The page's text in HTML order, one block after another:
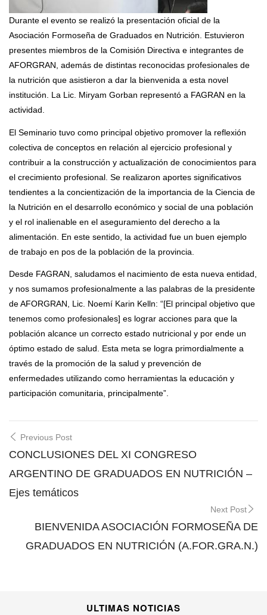
Durante el evento se realizó la presentación oficial de la
Asociación Formoseña de Graduados en Nutrición. Estuvieron
presentes miembros de la Comisión Directiva e integrantes de
AFORGRAN, además de distintas reconocidas profesionales de
la nutrición que asistieron a dar la bienvenida a esta novel
institución. La Lic. Miryam Gorban representó a FAGRAN en la
actividad.
El Seminario tuvo como principal objetivo promover la reflexión
colectiva de conceptos en relación al ejercicio profesional y
contribuir a la construcción y actualización de conocimientos para
el crecimiento profesional. Se realizaron aportes significativos
tendientes a la concientización de la importancia de la Ciencia de
la Nutrición en el desarrollo económico y social de una población
y el rol inalienable en el aseguramiento del derecho a la
alimentación. En este sentido, la actividad fue un buen ejemplo
de trabajo en pos de la población de la provincia.
Desde FAGRAN, saludamos el nacimiento de esta nueva entidad,
y nos sumamos profesionalmente a las palabras de la presidente
de AFORGRAN, Lic. Noemí Karin Kelln: “[El principal objetivo que
tenemos como profesionales] es lograr acciones para que la
población alcance un correcto estado nutricional y por ende un
óptimo estado de salud. Esta meta se logra primordialmente a
través de la promoción de la salud y prevención de
enfermedades utilizando como herramientas la educación y
participación comunitaria, principalmente”.
Post
navigation
Previous Post
CONCLUSIONES DEL XI CONGRESO
ARGENTINO DE GRADUADOS EN NUTRICIÓN –
Ejes temáticos
Next Post
BIENVENIDA ASOCIACIÓN FORMOSEÑA DE
GRADUADOS EN NUTRICIÓN (A.FOR.GRA.N.)
ULTIMAS NOTICIAS